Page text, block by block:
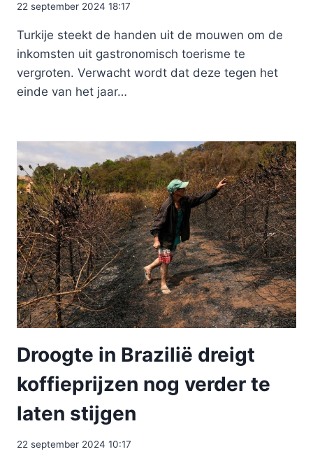
22 september 2024 18:17
Turkije steekt de handen uit de mouwen om de
inkomsten uit gastronomisch toerisme te
vergroten. Verwacht wordt dat deze tegen het
einde van het jaar…
Droogte in Brazilië dreigt
koffieprijzen nog verder te
laten stijgen
22 september 2024 10:17